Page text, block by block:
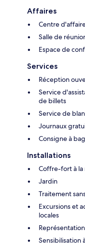
Affaires
Centre
Salle de
Espace de
Services
Réception
Service
de billets
Service de
Journaux
Consigne à
Installations
Coffre-fort à
Jardin
Traitement
Excursions et
locales
Sensibilisation